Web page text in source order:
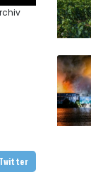
auf Twitter